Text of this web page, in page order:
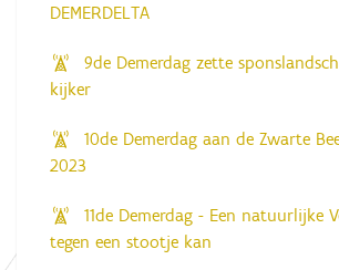
DEMERDELTA
9de Demerdag zette
kijker
10de Demerdag aan de Zwarte
2023
11de Demerdag - Een natuurlijke
tegen een stootje kan